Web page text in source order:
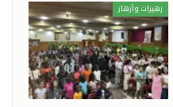
زهيرات وأزهار